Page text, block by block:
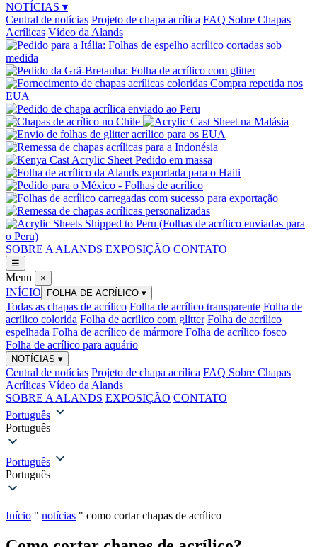
NOTÍCIAS ▾
Central de notícias Projeto de chapa acrílica FAQ Sobre Chapas
Acrílicas Vídeo da Alands
SOBRE A ALANDS EXPOSIÇÃO CONTATO
☰
Menu ×
INÍCIO FOLHA DE ACRÍLICO ▾
Todas as chapas de acrílico Folha de acrílico transparente Folha de
acrílico colorida Folha de acrílico com glitter Folha de acrílico
espelhada Folha de acrílico de mármore Folha de acrílico fosco
Folha de acrílico para aquário
NOTÍCIAS ▾
Central de notícias Projeto de chapa acrílica FAQ Sobre Chapas
Acrílicas Vídeo da Alands
SOBRE A ALANDS EXPOSIÇÃO CONTATO
Português
Português
Português
Português
Início " notícias " como cortar chapas de acrílico